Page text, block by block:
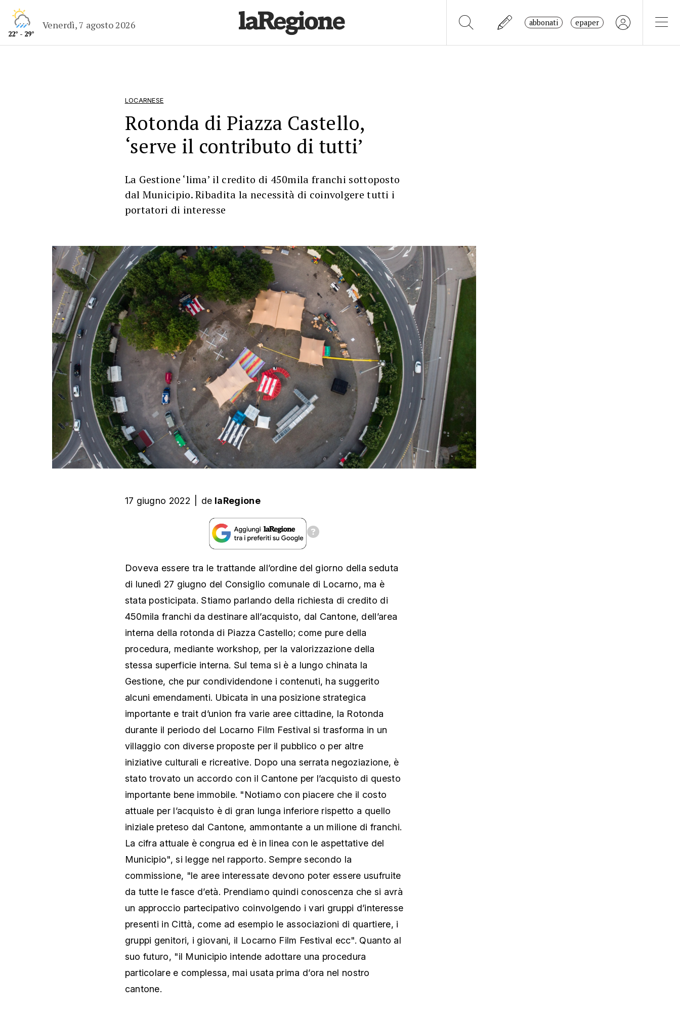
22° - 29°
Venerdì, 7 agosto 2026 abbonati epaper
LOCARNESE
Rotonda di Piazza Castello,
‘serve il contributo di tutti’
La Gestione ‘lima’ il credito di 450mila franchi sottoposto
dal Municipio. Ribadita la necessità di coinvolgere tutti i
portatori di interesse
17 giugno 2022 de laRegione
Doveva essere tra le trattande all’ordine del giorno della seduta
di lunedì 27 giugno del Consiglio comunale di Locarno, ma è
stata posticipata. Stiamo parlando della richiesta di credito di
450mila franchi da destinare all’acquisto, dal Cantone, dell’area
interna della rotonda di Piazza Castello; come pure della
procedura, mediante workshop, per la valorizzazione della
stessa superficie interna. Sul tema si è a lungo chinata la
Gestione, che pur condividendone i contenuti, ha suggerito
alcuni emendamenti. Ubicata in una posizione strategica
importante e trait d’union fra varie aree cittadine, la Rotonda
durante il periodo del Locarno Film Festival si trasforma in un
villaggio con diverse proposte per il pubblico o per altre
iniziative culturali e ricreative. Dopo una serrata negoziazione, è
stato trovato un accordo con il Cantone per l’acquisto di questo
importante bene immobile. "Notiamo con piacere che il costo
attuale per l’acquisto è di gran lunga inferiore rispetto a quello
iniziale preteso dal Cantone, ammontante a un milione di franchi.
La cifra attuale è congrua ed è in linea con le aspettative del
Municipio", si legge nel rapporto. Sempre secondo la
commissione, "le aree interessate devono poter essere usufruite
da tutte le fasce d’età. Prendiamo quindi conoscenza che si avrà
un approccio partecipativo coinvolgendo i vari gruppi d’interesse
presenti in Città, come ad esempio le associazioni di quartiere, i
gruppi genitori, i giovani, il Locarno Film Festival ecc". Quanto al
suo futuro, "il Municipio intende adottare una procedura
particolare e complessa, mai usata prima d’ora nel nostro
cantone.